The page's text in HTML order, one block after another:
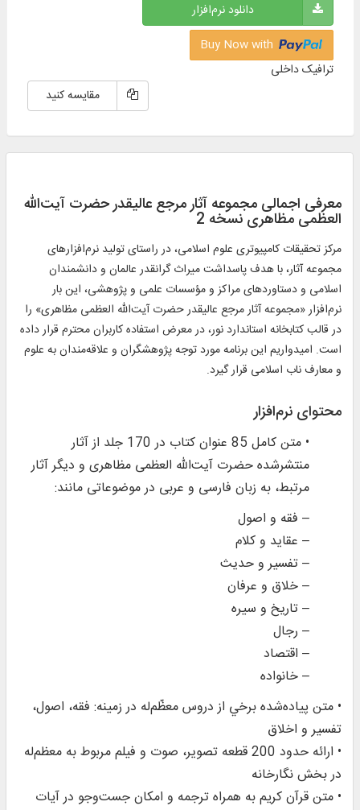
دانلود نرم‌افزار
ترافیک داخلی
مقایسه کنید
معرفی اجمالی مجموعه آثار مرجع عالیقدر حضرت آیت‌الله
العظمی مظاهری نسخه 2
مرکز تحقیقات کامپیوتری علوم اسلامی، در راستای تولید نرم‌افزارهای
مجموعه آثار، با هدف پاسداشت میراث گرانقدر عالمان و دانشمندان
اسلامی و دستاوردهای مراکز و مؤسسات علمی و پژوهشی، این بار
نرم‌افزار «مجموعه آثار مرجع عالیقدر حضرت آیت‌الله العظمی مظاهری» را
در قالب کتابخانه استاندارد نور، در معرض استفاده کاربران محترم قرار داده
است. امیدواریم این برنامه مورد توجه پژوهشگران و علاقه‌مندان به علوم
و معارف ناب اسلامی قرار گیرد.
محتوای نرم‌افزار
• متن کامل 85 عنوان کتاب در 170 جلد از آثار
منتشرشده حضرت آیت‌الله العظمی مظاهری و دیگر آثار
مرتبط، به زبان فارسی و عربی در موضوعاتی مانند:
– فقه و اصول
– عقاید و کلام
– تفسير و حدیث
– خلاق و عرفان
– تاریخ و سیره
– رجال
– اقتصاد
– خانواده
• متن پياده‌شده برخي از دروس معظّم‌‌له در زمینه: فقه، اصول،
تفسیر و اخلاق
• ارائه حدود 200 قطعه تصویر، صوت و فیلم مربوط به معظم‌‌له
در بخش نگارخانه
• متن قرآن كريم به همراه ترجمه و امكان جست‌وجو در آيات